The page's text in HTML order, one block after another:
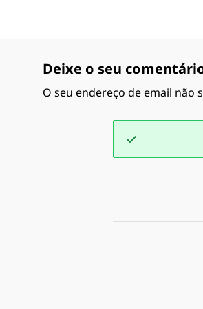
Deixe o seu
O seu endereço de email não